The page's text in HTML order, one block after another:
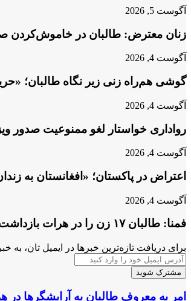
آگوست 5, 2026
زنان معترض: طالبان در خاموش‌کردن
آگوست 4, 2026
گوشی هم‌راه زنی زیر نگاه طالبان؛
آگوست 4, 2026
رواداری خواستار لغو ممنوعیت صدور
آگوست 4, 2026
اعتراض در پاکستان؛ «افغانستان به
آگوست 4, 2026
فمنا: طالبان ۱۷ زن را در هرات بازداشت کرد
برای دریافت تازه‌ترین خبرها در ایمیل تان،
آدرس
ایمیل
خود
راامر
امر به معروف طالبان به آرایشگر‌ها